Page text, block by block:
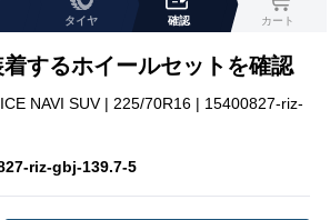
タイヤ 確認 カート
するホイールセットを確認
NAVI SUV | 225/70R16 | 15400827-riz-
riz-gbj-139.7-5